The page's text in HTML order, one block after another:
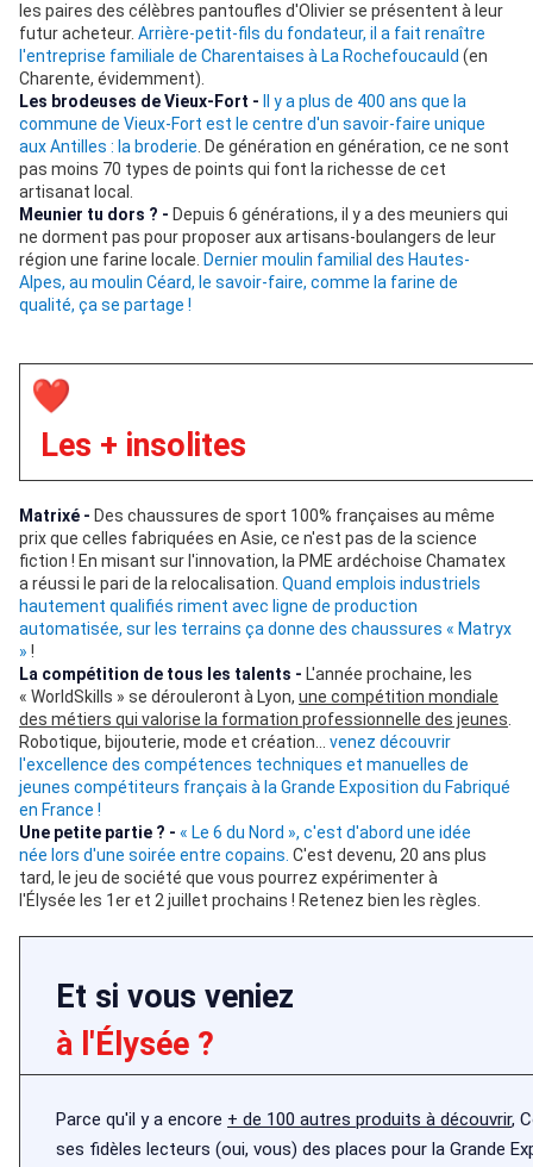
les paires des célèbres pantoufles d'Olivier se présentent à leur
futur acheteur. Arrière-petit-fils du fondateur, il a fait renaître
l'entreprise familiale de Charentaises à La Rochefoucauld (en
Charente, évidemment).
Les brodeuses de Vieux-Fort -
Il y a plus de 400 ans que la
commune de Vieux-Fort est le centre d'un savoir-faire unique
aux Antilles : la broderie. De génération en génération, ce ne sont
pas moins 70 types de points qui font la richesse de cet
artisanat local.
Meunier tu dors ? - Depuis 6 générations, il y a des meuniers qui
ne dorment pas pour proposer aux artisans-boulangers de leur
région une farine locale. Dernier moulin familial des Hautes-
Alpes, au moulin Céard, le savoir-faire, comme la farine de
qualité, ça se partage !
Les + insolites
Matrixé - Des chaussures de sport 100% françaises au même
prix que celles fabriquées en Asie, ce n'est pas de la science
fiction ! En misant sur l'innovation, la PME ardéchoise Chamatex
a réussi le pari de la relocalisation. Quand emplois industriels
hautement qualifiés riment avec ligne de production
automatisée, sur les terrains ça donne des chaussures « Matryx
» !
La compétition de tous les talents - L'année prochaine, les
« WorldSkills » se dérouleront à Lyon, une compétition mondiale
des métiers qui valorise la formation professionnelle des jeunes.
Robotique, bijouterie, mode et création... venez découvrir
l'excellence des compétences techniques et manuelles de
jeunes compétiteurs français à la Grande Exposition du Fabriqué
en France !
Une petite partie ? - « Le 6 du Nord », c'est d'abord une idée
née lors d'une soirée entre copains. C'est devenu, 20 ans plus
tard, le jeu de société que vous pourrez expérimenter à
l'Élysée les 1er et 2 juillet prochains ! Retenez bien les règles.
Et si vous veniez
à l'Élysée ?
Parce qu'il y a encore + de 100 autres produits à découvrir,
ses fidèles lecteurs (oui, vous) des places pour la Grande